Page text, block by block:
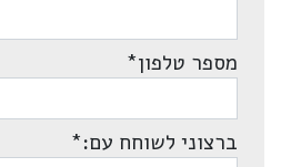
מספר טלפון*
ברצוני לשוחח עם:*